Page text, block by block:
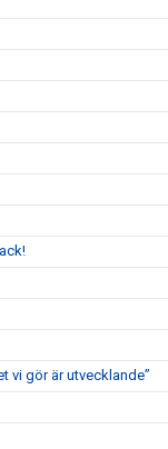
vi gör är utvecklande”